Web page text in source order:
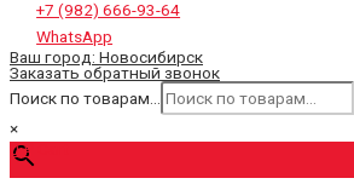
+7 (982) 666-93-64
WhatsApp
Ваш город: Новосибирск
Заказать обратный звонок
Поиск по товарам...
×
0₽